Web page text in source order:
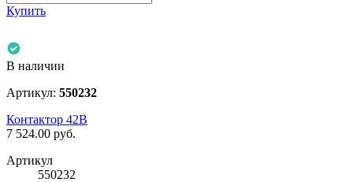
Купить
В наличии
Артикул: 550232
Контактор 42В
7 524.00 руб.
Артикул
550232